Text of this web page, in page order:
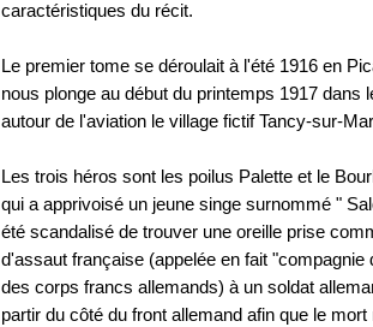
caractéristiques du récit.
Le premier tome se déroulait à l'été 1916 en
nous plonge au début du printemps 1917
autour de l'aviation le village fictif Tancy-sur-
Les trois héros sont les poilus Palette et le
qui a apprivoisé un jeune singe surnommé "
été scandalisé de trouver une oreille prise
d'assaut française (appelée en fait "compagnie
des corps francs allemands) à un soldat
partir du côté du front allemand afin que le